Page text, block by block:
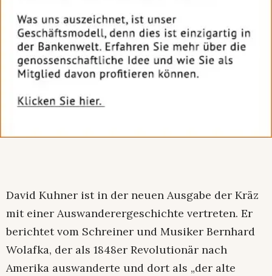
David Kuhner ist in der neuen Ausgabe der Kräz
mit einer Auswanderergeschichte vertreten. Er
berichtet vom Schreiner und Musiker Bernhard
Wolafka, der als 1848er Revolutionär nach
Amerika auswanderte und dort als „der alte